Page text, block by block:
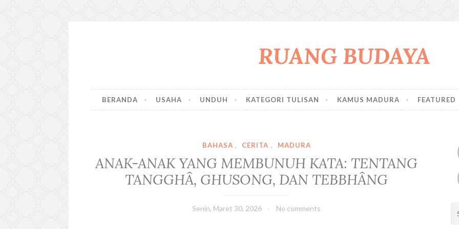
RUANG BUDAYA
BERANDA USAHA UNDUH KATEGORI TULISAN KAMUS MADURA FEATURED
BAHASA , CERITA , MADURA
ANAK-ANAK YANG MEMBUNUH KATA: TENTANG
TANGGHÂ, GHUSONG, DAN TEBBHÂNG
Senin, Maret 30, 2026 No comments